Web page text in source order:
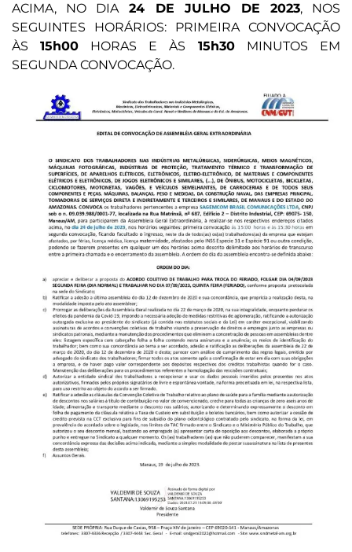
ACIMA, NO DIA24 DE JULHO DE 2023, NOS
SEGUINTES HORÁRIOS: PRIMEIRA CONVOCAÇÃO
ÀS 15h00 HORAS E ÀS 15h30 MINUTOS EM
SEGUNDA CONVOCAÇÃO.